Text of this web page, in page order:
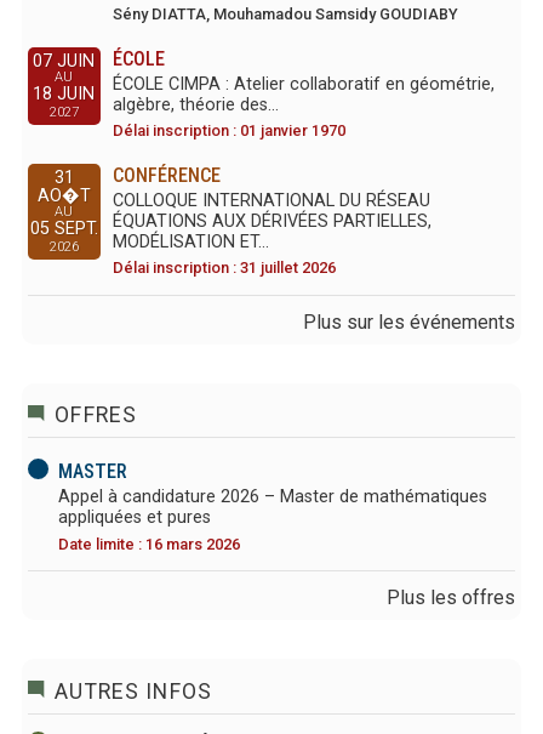
Sény DIATTA, Mouhamadou Samsidy GOUDIABY
07 JUIN
AU
18 JUIN
2027
ÉCOLE
ÉCOLE CIMPA : Atelier collaboratif en géométrie,
algèbre, théorie des…
Délai inscription : 01 janvier 1970
31
AO�T
AU
05 SEPT.
2026
CONFÉRENCE
COLLOQUE INTERNATIONAL DU RÉSEAU
ÉQUATIONS AUX DÉRIVÉES PARTIELLES,
MODÉLISATION ET…
Délai inscription : 31 juillet 2026
Plus sur les événements
OFFRES
MASTER
Appel à candidature 2026 – Master de mathématiques
appliquées et pures
Date limite : 16 mars 2026
Plus les offres
AUTRES INFOS